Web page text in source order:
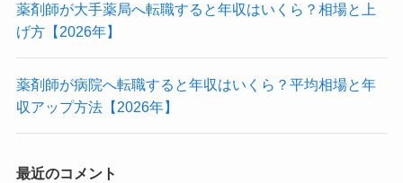
薬剤師が大手薬局へ転職すると年収はいくら？相場と上
げ方【2026年】
薬剤師が病院へ転職すると年収はいくら？平均相場と年
収アップ方法【2026年】
最近のコメント